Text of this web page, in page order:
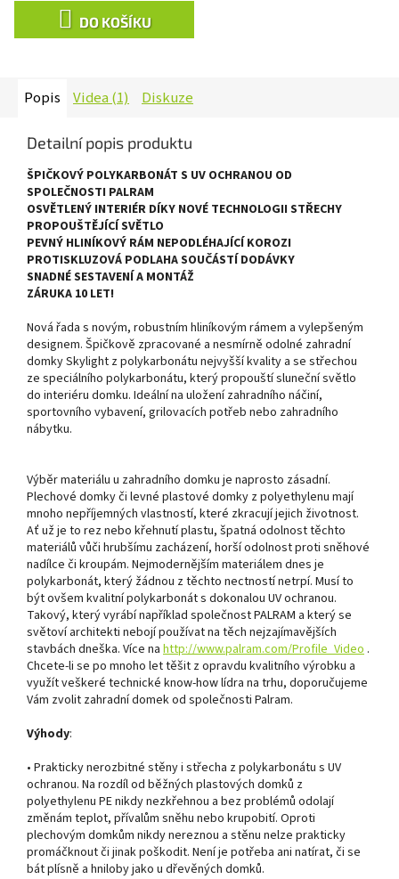
DO KOŠÍKU
Popis Videa (1) Diskuze
Detailní popis produktu
ŠPIČKOVÝ POLYKARBONÁT S UV OCHRANOU OD
SPOLEČNOSTI PALRAM
OSVĚTLENÝ INTERIÉR DÍKY NOVÉ TECHNOLOGII STŘECHY
PROPOUŠTĚJÍCÍ SVĚTLO
PEVNÝ HLINÍKOVÝ RÁM NEPODLÉHAJÍCÍ KOROZI
PROTISKLUZOVÁ PODLAHA SOUČÁSTÍ DODÁVKY
SNADNÉ SESTAVENÍ A MONTÁŽ
ZÁRUKA 10 LET!
Nová řada s novým, robustním hliníkovým rámem a vylepšeným
designem. Špičkově zpracované a nesmírně odolné zahradní
domky Skylight z polykarbonátu nejvyšší kvality a se střechou
ze speciálního polykarbonátu, který propouští sluneční světlo
do interiéru domku. Ideální na uložení zahradního náčiní,
sportovního vybavení, grilovacích potřeb nebo zahradního
nábytku.
Výběr materiálu u zahradního domku je naprosto zásadní.
Plechové domky či levné plastové domky z polyethylenu mají
mnoho nepříjemných vlastností, které zkracují jejich životnost.
Ať už je to rez nebo křehnutí plastu, špatná odolnost těchto
materiálů vůči hrubšímu zacházení, horší odolnost proti sněhové
nadílce či kroupám. Nejmodernějším materiálem dnes je
polykarbonát, který žádnou z těchto nectností netrpí. Musí to
být ovšem kvalitní polykarbonát s dokonalou UV ochranou.
Takový, který vyrábí například společnost PALRAM a který se
světoví architekti nebojí používat na těch nejzajímavějších
stavbách dneška. Více na http://www.palram.com/Profile_Video .
Chcete-li se po mnoho let těšit z opravdu kvalitního výrobku a
využít veškeré technické know-how lídra na trhu, doporučujeme
Vám zvolit zahradní domek od společnosti Palram.
Výhody:
• Prakticky nerozbitné stěny i střecha z polykarbonátu s UV
ochranou. Na rozdíl od běžných plastových domků z
polyethylenu PE nikdy nezkřehnou a bez problémů odolají
změnám teplot, přívalům sněhu nebo krupobití. Oproti
plechovým domkům nikdy nereznou a stěnu nelze prakticky
promáčknout či jinak poškodit. Není je potřeba ani natírat, či se
bát plísně a hniloby jako u dřevěných domků.